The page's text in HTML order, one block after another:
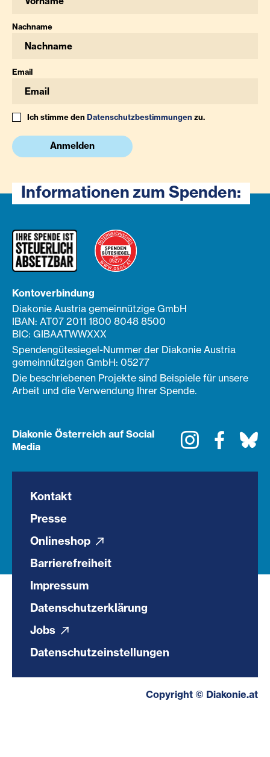
Nachname
Email
Ich stimme denDatenschutzbestimmungenzu.
Anmelden
Informationen zum Spenden:
Kontoverbindung
Diakonie Austria gemeinnützige GmbH
IBAN: AT07 2011 1800 8048 8500
BIC: GIBAATWWXXX
Spendengütesiegel-Nummer der Diakonie Austria
gemeinnützigen GmbH: 05277
Die beschriebenen Projekte sind Beispiele für unsere
Arbeit und die Verwendung Ihrer Spende.
Diakonie Österreich auf Social
Media
Instagram
Kontakt
Presse
Onlineshop
Barrierefreiheit
Impressum
Datenschutzerklärung
Jobs
Datenschutzeinstellungen
Copyright © Diakonie.at